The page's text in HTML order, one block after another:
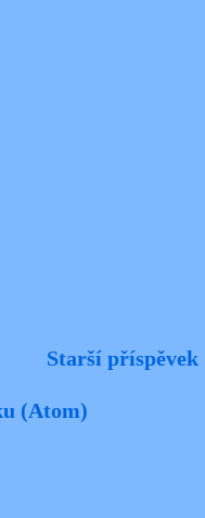
Starší příspěvek
(Atom)